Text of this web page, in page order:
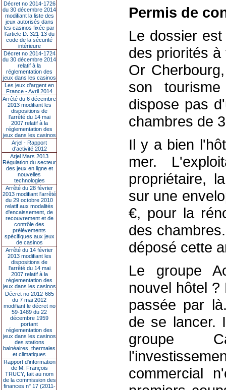
Décret no 2014-1726
du 30 décembre 2014
modifiant la liste des
jeux autorisés dans
les casinos fixée par
l’article D. 321-13 du
code de la sécurité
intérieure
Décret no 2014-1724
du 30 décembre 2014
relatif à la
réglementation des
jeux dans les casinos
Les jeux d’argent en
France - Avril 2014
Arrêté du 6 décembre
2013 modifiant les
dispositions de
l’arrêté du 14 mai
2007 relatif à la
réglementation des
jeux dans les casinos
Arjel - Rapport
d'activité 2012
Arjel Mars 2013
Régulation du secteur
des jeux en ligne et
nouvelles
technologies
Arrêté du 28 février
2013 modifiant l'arrêté
du 29 octobre 2010
relatif aux modalités
d'encaissement, de
recouvrement et de
contrôle des
prélèvements
spécifiques aux jeux
de casinos
Arrêté du 14 février
2013 modifiant les
dispositions de
l'arrêté du 14 mai
2007 relatif à la
réglementation des
jeux dans les casinos
Décret no 2012-685
du 7 mai 2012
modifiant le décret no
59-1489 du 22
décembre 1959
portant
réglementation des
jeux dans les casinos
des stations
balnéaires, thermales
et climatiques
Rapport d'information
de M. François
TRUCY, fait au nom
de la commission des
finances n° 17 (2011-
Permis de
Le dossier
des priorités
Or
son
dispose pas
chambres de
Il y a bien
mer.
propriétaire,
sur une
€, pour la
des
déposé cette
Le groupe
nouvel hôtel
passée par
de se lancer.
groupe
commercial